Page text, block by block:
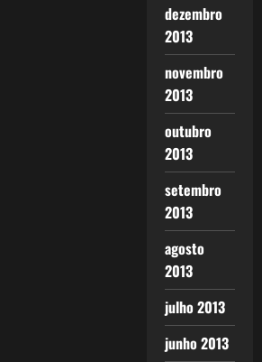
dezembro
2013
novembro
2013
outubro
2013
setembro
2013
agosto
2013
julho 2013
junho 2013